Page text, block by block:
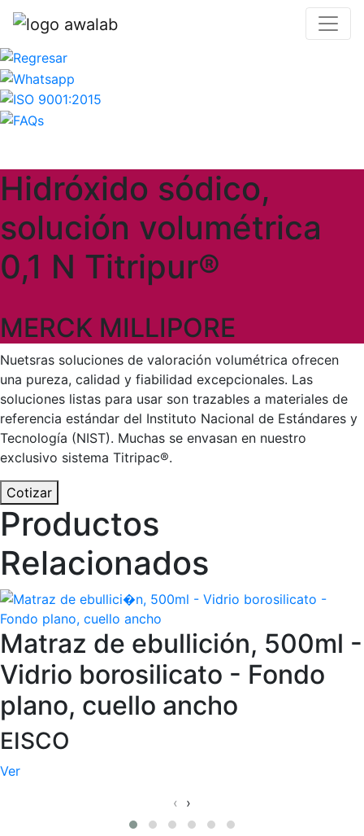
Hidróxido sódico,
solución volumétrica
0,1 N Titripur®
MERCK MILLIPORE
Nuetsras soluciones de valoración volumétrica ofrecen
una pureza, calidad y fiabilidad excepcionales. Las
soluciones listas para usar son trazables a materiales de
referencia estándar del Instituto Nacional de Estándares y
Tecnología (NIST). Muchas se envasan en nuestro
exclusivo sistema Titripac®.
Cotizar
Productos
Relacionados
Matraz de ebullición, 500ml -
Vidrio borosilicato - Fondo
plano, cuello ancho
EISCO
Ver
‹ ›